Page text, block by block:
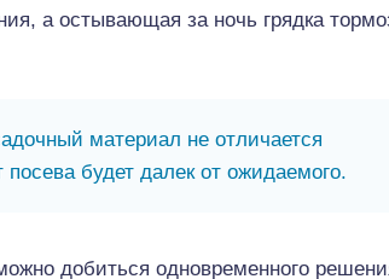
а остывающая за ночь грядка
материал не отличается
будет далек от ожидаемого.
добиться одновременного